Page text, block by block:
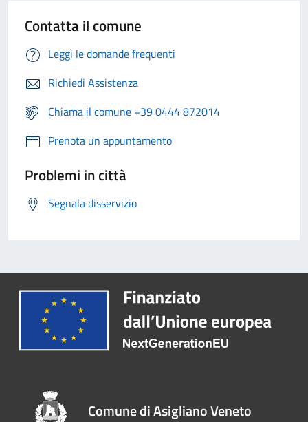
Contatta il comune
Leggi le domande frequenti
Richiedi Assistenza
Chiama il comune +39 0444 872014
Prenota un appuntamento
Problemi in città
Segnala disservizio
Comune di Asigliano Veneto